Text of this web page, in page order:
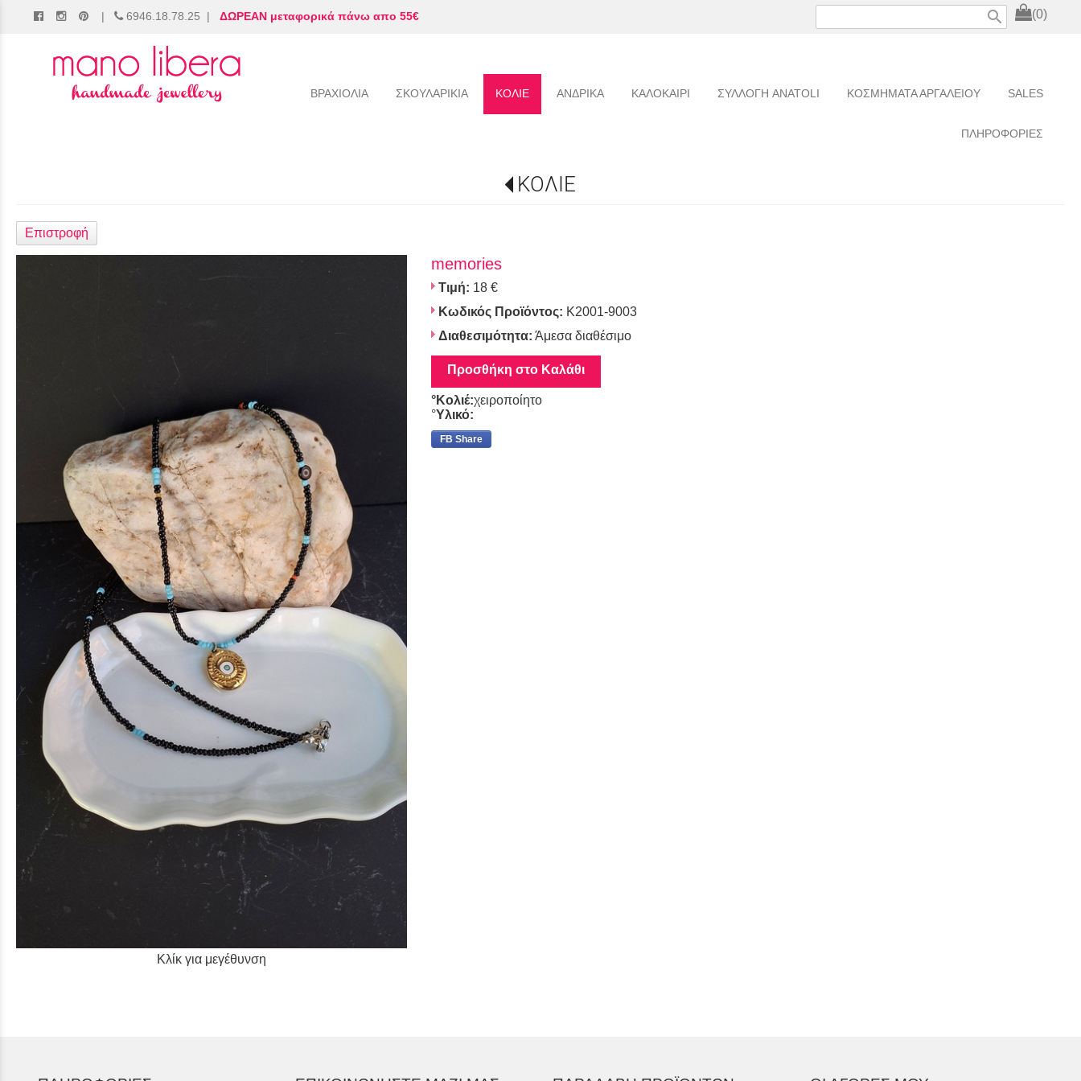
| 6946.18.78.25 | ΔΩΡΕΑΝ μεταφορικά πάνω απο 55€ (0)
search
ΒΡΑΧΙΟΛΙΑ ΣΚΟΥΛΑΡΙΚΙΑ ΚΟΛΙΕ ΑΝΔΡΙΚΑ ΚΑΛΟΚΑΙΡΙ ΣΥΛΛΟΓΗ ANATOLI ΚΟΣΜΗΜΑΤΑ ΑΡΓΑΛΕΙΟΥ SALES
ΠΛΗΡΟΦΟΡΙΕΣ
ΚΟΛΙΕ
Επιστροφή
Κλίκ για μεγέθυνση
memories
Τιμή: 18 €
Κωδικός Προϊόντος: K2001-9003
Διαθεσιμότητα: Άμεσα διαθέσιμο
Προσθήκη στο Καλάθι
°Κολιέ:χειροποίητο
°Υλικό:
FB Share